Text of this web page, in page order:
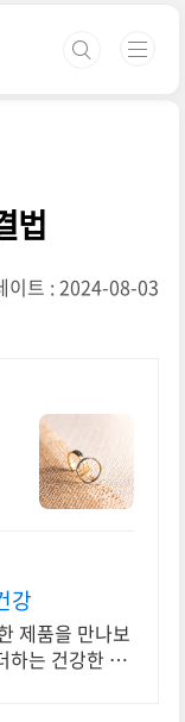
법
이트 : 2024-08-03
강
제품을 만나보
하는 건강한 선